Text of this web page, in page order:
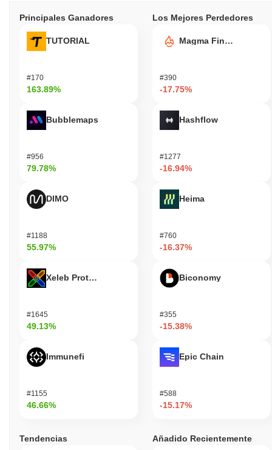
Principales Ganadores
TUTORIAL
#170
163.89%
Bubblemaps
#956
79.78%
DIMO
#1188
55.97%
Xeleb Protocol
#1645
49.13%
Immunefi
#1155
46.66%
Los Mejores Perdedores
Magma Finance
#390
-17.75%
Hashflow
#1277
-16.94%
Heima
#760
-16.37%
Biconomy
#355
-15.38%
Epic Chain
#588
-15.17%
Tendencias Añadido Recientemente